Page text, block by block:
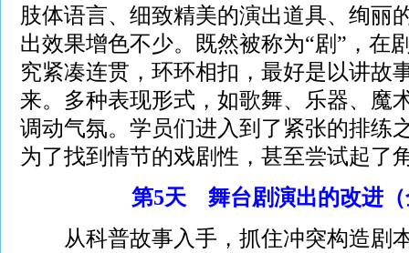
肢体语言、细致精美的演出道具、绚丽
出效果增色不少。既然被称为“剧”，在
究紧凑连贯，环环相扣，最好是以讲故
来。多种表现形式，如歌舞、乐器、魔
调动气氛。学员们进入到了紧张的排练
为了找到情节的戏剧性，甚至尝试起了
第5天 舞台剧演出的改进（
从科普故事入手，抓住冲突构造剧